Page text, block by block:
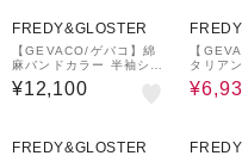
FREDY&GLOSTER
【GEVACO/ゲバコ】綿
麻バンドカラー 半袖シャ
ツ
¥12,100
【
タリア
FREDY&GLOSTER